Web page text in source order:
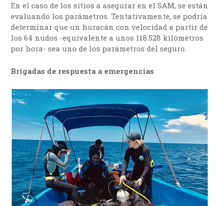
En el caso de los sitios a asegurar en el SAM, se están
evaluando los parámetros. Tentativamente, se podría
determinar que un huracán con velocidad a partir de
los 64 nudos -equivalente a unos 118.528 kilómetros
por hora- sea uno de los parámetros del seguro.
Brigadas de respuesta a emergencias